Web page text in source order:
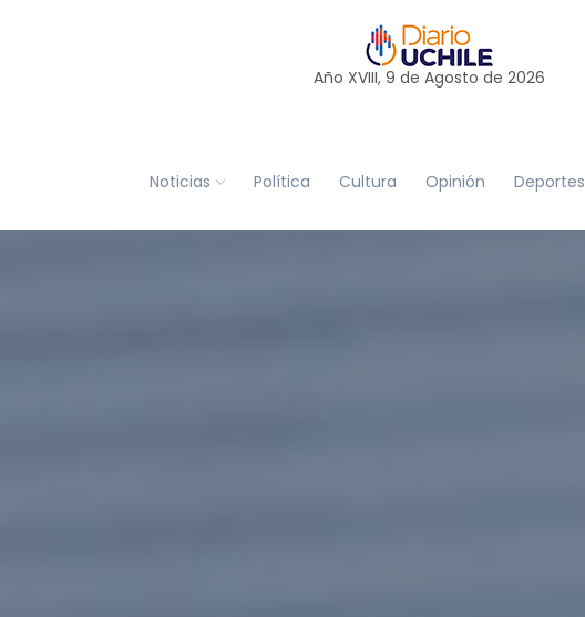
Año XVIII, 9 de Agosto de 2026
Noticias Política Cultura Opinión Deportes